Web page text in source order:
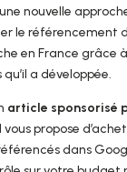
nouvelle
le référencement
en France grâce
a développée.
article sponsorisé
vous propose
dans